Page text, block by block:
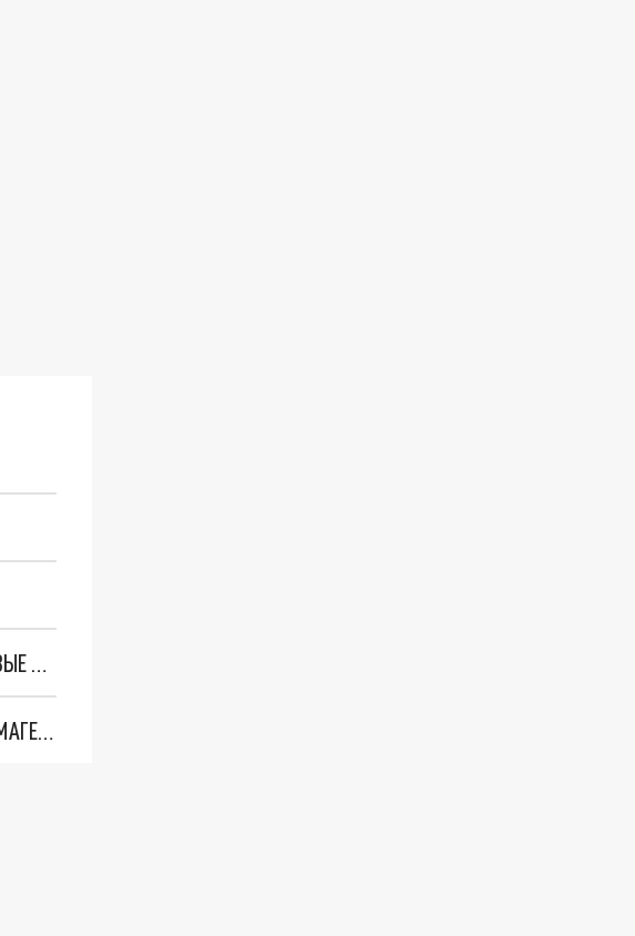
"ОЧЕНЬ ПЛОХИЕ НОВОСТИ": БОЛЬШАЯ ОШИБКА PALANTIR В РОССИИ. СТРАНЫ НАТО ВПЕРВЫЕ ЗА СВО ОСТАНОВИЛИ ПОСТАВКИ ОРУЖИЯ. ВСУ ТЕРЯЮТ ПРИГРАНИЧЬЕ?
ТРИ ГЛАВНЫХ ИНСАЙДА ОБ СВО. ОТМЕНА МОБИЛИЗАЦИИ И ВОЗВРАЩЕНИЕ "ГЕНЕРАЛА АРМАГЕДДОНА"? ОТЛИЧНЫЕ НОВОСТИ, КОТОРЫЕ ЖДАЛИ ВСЕ